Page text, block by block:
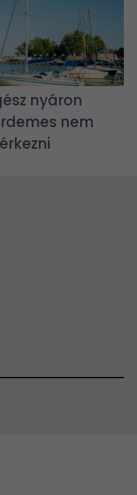
nyáron
nem